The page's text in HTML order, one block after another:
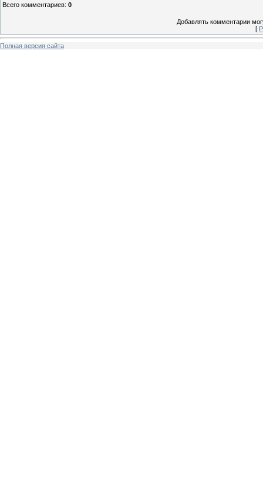
Всего комментариев: 0
Добавлять комментарии
[
Полная версия сайта